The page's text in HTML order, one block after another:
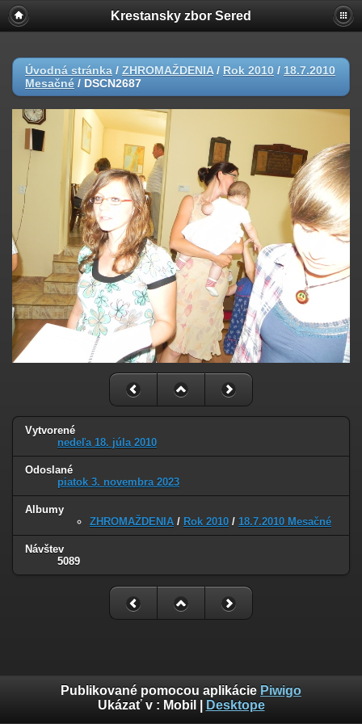
Krestansky zbor Sered
Úvodná stránka / ZHROMAŽDENIA/ Rok 2010 / 18.7.2010
Mesačné / DSCN2687
Vytvorené
nedeľa 18. júla 2010
Odoslané
piatok 3. novembra 2023
Albumy
ZHROMAŽDENIA / Rok 2010 / 18.7.2010 Mesačné
Návštev
5089
Publikované pomocou aplikácie Piwigo
Ukázať v : Mobil Desktope